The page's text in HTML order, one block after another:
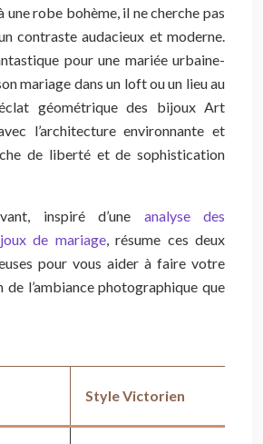
une robe bohème, il ne cherche pas
contraste audacieux et moderne.
pour une mariée urbaine-
mariage dans un loft ou un lieu au
géométrique des bijoux Art
l’architecture environnante et
de liberté et de sophistication
inspiré d’une analyse des
de mariage, résume ces deux
pour vous aider à faire votre
l’ambiance photographique que
Style Victorien